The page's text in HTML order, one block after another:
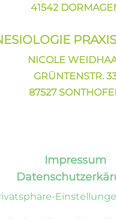
41542
NICOLE
GRÜNTENSTR.
87527
Impressum